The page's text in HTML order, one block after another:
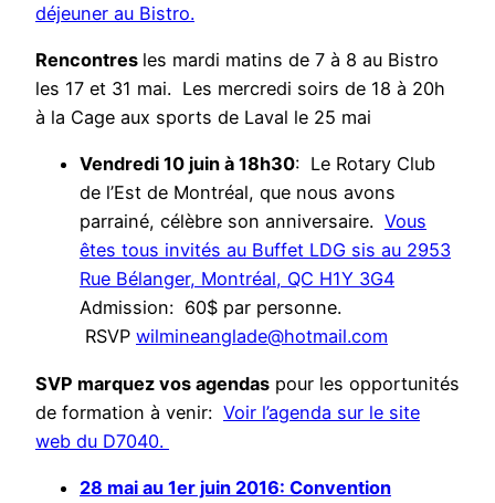
déjeuner au Bistro.
Rencontres les mardi matins de 7 à 8 au Bistro
les 17 et 31 mai. Les mercredi soirs de 18 à 20h
à la Cage aux sports de Laval le 25 mai
Vendredi 10 juin à 18h30: Le Rotary Club
de l’Est de Montréal, que nous avons
parrainé, célèbre son anniversaire. Vous
êtes tous invités au Buffet LDG sis au 2953
Rue Bélanger, Montréal, QC H1Y 3G4
Admission: 60$ par personne.
RSVP wilmineanglade@hotmail.com
SVP marquez vos agendas pour les opportunités
de formation à venir: Voir l’agenda sur le site
web du D7040.
28 mai au 1er juin 2016: Convention